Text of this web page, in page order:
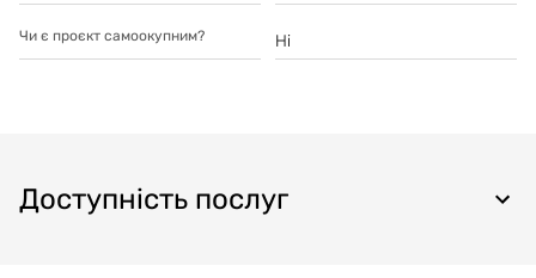
Чи є проєкт самоокупним? Ні
Доступність послуг